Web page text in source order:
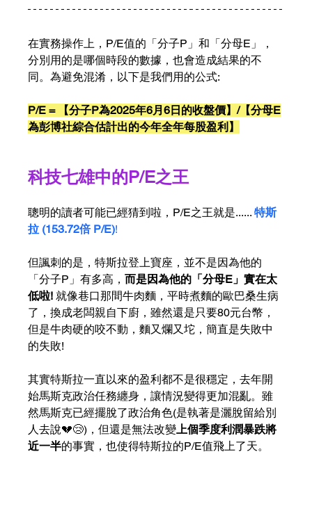
在實務操作上，P/E值的「分子P」和「分母E」，
分別用的是哪個時段的數據，也會造成結果的不
同。為避免混淆，以下是我們用的公式:
P/E = 【分子P為2025年6月6日的收盤價】/【分母E
為彭博社綜合估計出的今年全年每股盈利】
科技七雄中的P/E之王
聰明的讀者可能已經猜到啦，P/E之王就是...... 特斯
拉 (153.72倍 P/E)!
但諷刺的是，特斯拉登上寶座，並不是因為他的
「分子P」有多高，而是因為他的「分母E」實在太
低啦! 就像巷口那間牛肉麵，平時煮麵的歐巴桑生病
了，換成老闆親自下廚，雖然還是只要80元台幣，
但是牛肉硬的咬不動，麵又爛又坨，簡直是失敗中
的失敗!
其實特斯拉一直以來的盈利都不是很穩定，去年開
始馬斯克政治任務纏身，讓情況變得更加混亂。雖
然馬斯克已經擺脫了政治角色(是執著是灑脫留給別
人去說💔😢)，但還是無法改變上個季度利潤暴跌將
近一半的事實，也使得特斯拉的P/E值飛上了天。